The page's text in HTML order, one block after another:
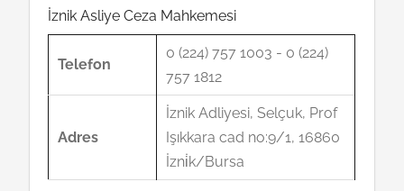
İznik Asliye Ceza Mahkemesi
Telefon
0 (224) 757 1003 - 0 (224)
757 1812
Adres
İznik Adliyesi, Selçuk, Prof
Işıkkara cad no:9/1, 16860
İzni̇k/Bursa